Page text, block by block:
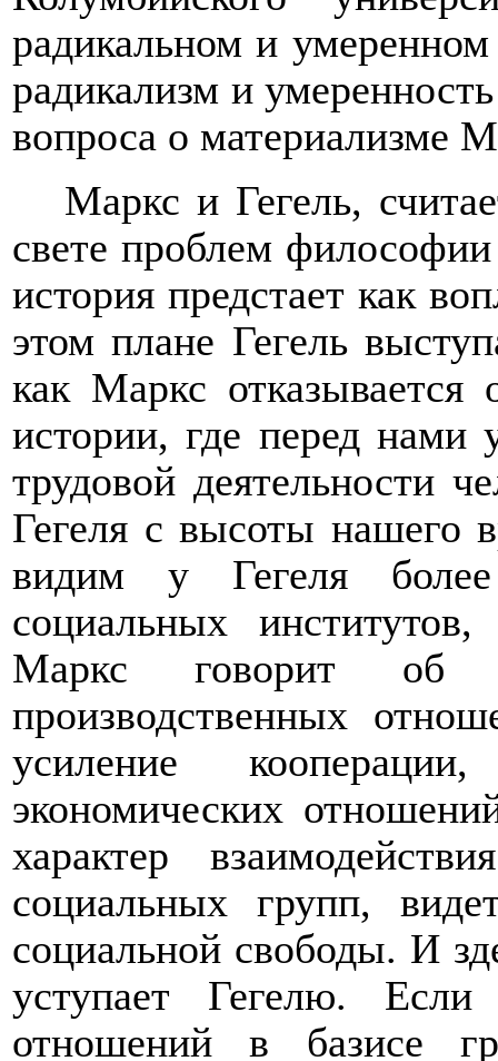
радикальном и
радикализм и
вопроса о материализме
Маркс и Гегель,
свете проблем
история предстает как
этом плане Гегель
как Маркс отказывается
истории, где перед нами
трудовой деятельности
Гегеля с высоты нашего
видим у Гегеля
социальных
Маркс говорит об
производственных
усиление
экономических
характер
социальных групп,
социальной свободы. И
уступает Гегелю.
отношений в базисе